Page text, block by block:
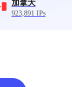
加拿大
923,891 IPs